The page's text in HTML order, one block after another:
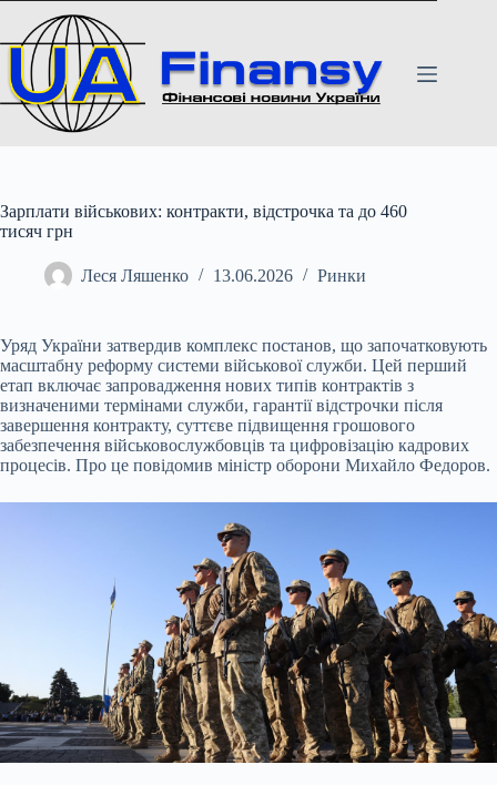
вмісту
Зарплати військових: контракти, відстрочка та до 460
тисяч грн
Леся Ляшенко 13.06.2026 Ринки
Уряд України затвердив комплекс постанов, що започатковують
масштабну реформу системи військової служби. Цей перший
етап включає запровадження нових типів контрактів з
визначеними термінами служби, гарантії відстрочки після
завершення контракту, суттєве підвищення грошового
забезпечення військовослужбовців та цифровізацію кадрових
процесів. Про це повідомив міністр оборони Михайло Федоров.